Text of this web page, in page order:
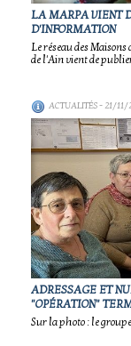
LA MARPA VIENT
D'INFORMATION
Le réseau des
de l'Ain vient de
ACTUALITÉS- 21/11/
ADRESSAGE ET
"OPÉRATION"
Sur la photo : le